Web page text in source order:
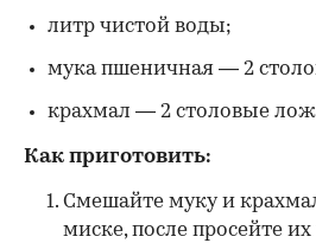
литр чистой воды;
мука пшеничная — 2
крахмал — 2 столовые
Как приготовить:
Смешайте муку и
миске, после просейте их